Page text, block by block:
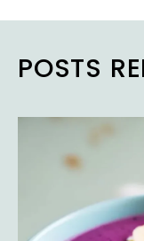
POSTS